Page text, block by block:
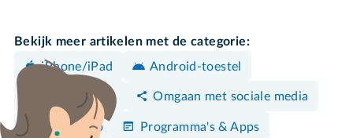
Bekijk meer artikelen met de categorie:
iPhone/iPad
Android-toestel
Bedreigingen Omgaan met sociale media
WhatsApp Programma's & Apps